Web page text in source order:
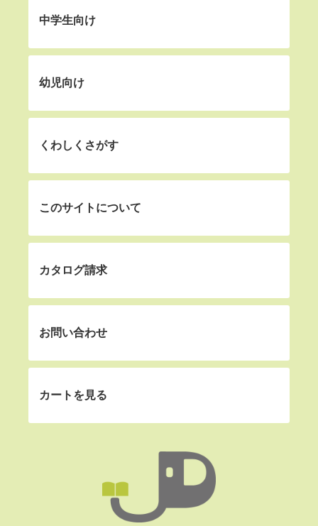
中学生向け
幼児向け
くわしくさがす
このサイトについて
カタログ請求
お問い合わせ
カートを見る